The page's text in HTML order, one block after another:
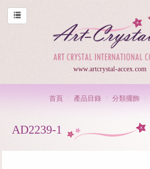
www.artcrystal-accex.com
首頁 產品目錄 分類擺飾
AD2239-1